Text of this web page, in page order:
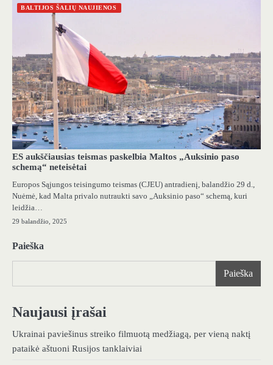
BALTIJOS ŠALIŲ NAUJIENOS
ES aukščiausias teismas paskelbia Maltos „Auksinio paso
schemą“ neteisėtai
Europos Sąjungos teisingumo teismas (CJEU) antradienį, balandžio 29 d.,
Nuėmė, kad Malta privalo nutraukti savo „Auksinio paso“ schemą, kuri
leidžia…
29 balandžio, 2025
Paieška
Paieška
Naujausi įrašai
Ukrainai paviešinus streiko filmuotą medžiagą, per vieną naktį
pataikė aštuoni Rusijos tanklaiviai